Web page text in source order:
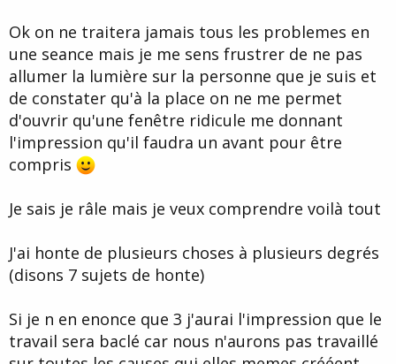
Ok on ne traitera jamais tous les problemes en
une seance mais je me sens frustrer de ne pas
allumer la lumière sur la personne que je suis et
de constater qu'à la place on ne me permet
d'ouvrir qu'une fenêtre ridicule me donnant
l'impression qu'il faudra un avant pour être
compris
Je sais je râle mais je veux comprendre voilà tout
J'ai honte de plusieurs choses à plusieurs degrés
(disons 7 sujets de honte)
Si je n en enonce que 3 j'aurai l'impression que le
travail sera baclé car nous n'aurons pas travaillé